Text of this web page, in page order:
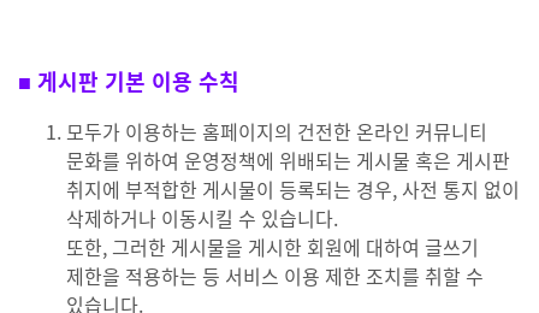
■ 게시판 기본 이용 수칙
모두가 이용하는 홈페이지의 건전한 온라인 커뮤니티
문화를 위하여 운영정책에 위배되는 게시물 혹은 게시판
취지에 부적합한 게시물이 등록되는 경우, 사전 통지 없이
삭제하거나 이동시킬 수 있습니다.
또한, 그러한 게시물을 게시한 회원에 대하여 글쓰기
제한을 적용하는 등 서비스 이용 제한 조치를 취할 수
있습니다.